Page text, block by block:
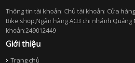
Thông tin tài khoản: Chủ tài khoản: Cửa
Bike shop,Ngân hàng ACB chi nhánh Quảng
khoản:249012449
Giới thiệu
Trang chủ